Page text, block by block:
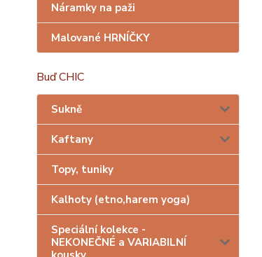
Náramky na paži
Malované HRNÍČKY
Buď CHIC
Sukně
Kaftany
Topy, tuniky
Kalhoty (etno,harem yoga)
Speciální kolekce -
NEKONEČNÉ a VARIABILNÍ